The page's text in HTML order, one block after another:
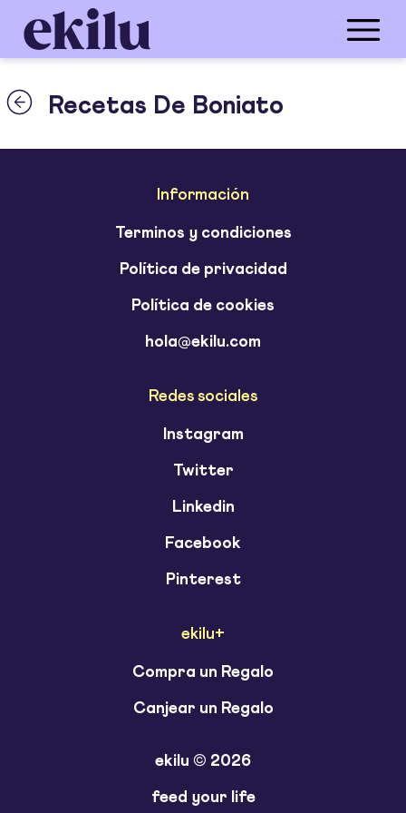
Recetas De Boniato
Información
Terminos y condiciones
Política de privacidad
Política de cookies
hola@ekilu.com
Redes sociales
Instagram
Twitter
Linkedin
Facebook
Pinterest
ekilu+
Compra un Regalo
Canjear un Regalo
ekilu © 2026
feed your life